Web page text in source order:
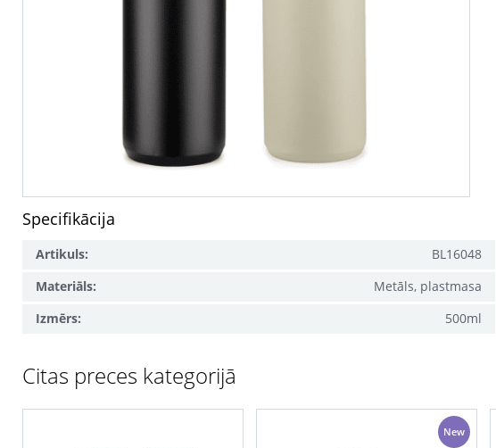
Specifikācija
Artikuls:
BL16048
Materiāls:
Metāls, plastmasa
Izmērs:
500ml
Citas preces kategorijā
New